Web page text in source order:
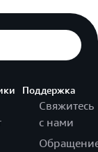
Поддержка
Свяжитесь
с нами